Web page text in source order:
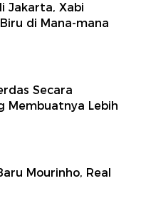
Jakarta, Xabi
di Mana-mana
Secara
Membuatnya Lebih
Mourinho, Real